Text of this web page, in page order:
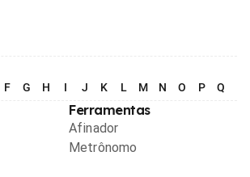
F G H I J K L M N O P Q
Ferramentas
Afinador
Metrônomo